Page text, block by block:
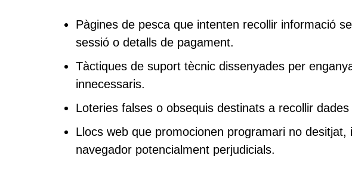
Pàgines de pesca que intenten recollir informació
sessió o detalls de pagament.
Tàctiques de suport tècnic dissenyades per
innecessaris.
Loteries falses o obsequis destinats a recollir dades
Llocs web que promocionen programari no
navegador potencialment perjudicials.